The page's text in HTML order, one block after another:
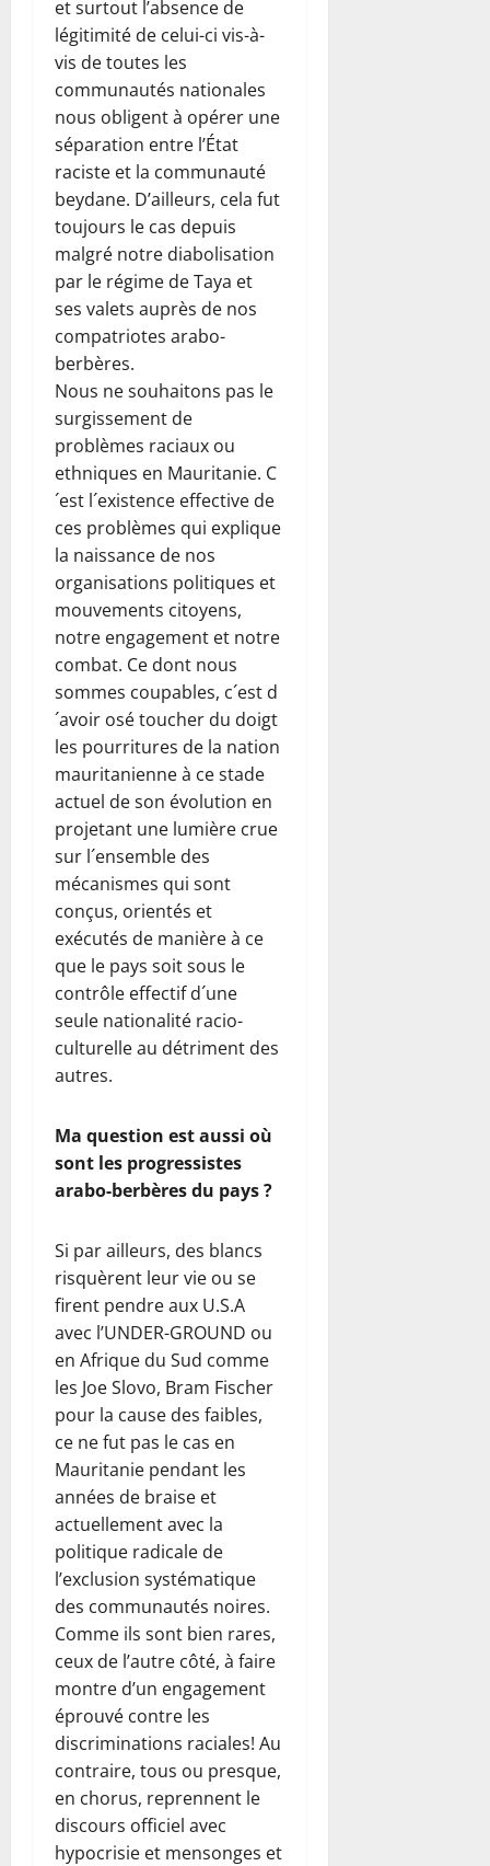
et surtout l’absence de
légitimité de celui-ci vis-à-
vis de toutes les
communautés nationales
nous obligent à opérer une
séparation entre l’État
raciste et la communauté
beydane. D’ailleurs, cela fut
toujours le cas depuis
malgré notre diabolisation
par le régime de Taya et
ses valets auprès de nos
compatriotes arabo-
berbères.
Nous ne souhaitons pas le
surgissement de
problèmes raciaux ou
ethniques en Mauritanie. C
´est l´existence effective de
ces problèmes qui explique
la naissance de nos
organisations politiques et
mouvements citoyens,
notre engagement et notre
combat. Ce dont nous
sommes coupables, c´est d
´avoir osé toucher du doigt
les pourritures de la nation
mauritanienne à ce stade
actuel de son évolution en
projetant une lumière crue
sur l´ensemble des
mécanismes qui sont
conçus, orientés et
exécutés de manière à ce
que le pays soit sous le
contrôle effectif d´une
seule nationalité racio-
culturelle au détriment des
autres.
Ma question est aussi où
sont les progressistes
arabo-berbères du pays ?
Si par ailleurs, des blancs
risquèrent leur vie ou se
firent pendre aux U.S.A
avec l’UNDER-GROUND ou
en Afrique du Sud comme
les Joe Slovo, Bram Fischer
pour la cause des faibles,
ce ne fut pas le cas en
Mauritanie pendant les
années de braise et
actuellement avec la
politique radicale de
l’exclusion systématique
des communautés noires.
Comme ils sont bien rares,
ceux de l’autre côté, à faire
montre d’un engagement
éprouvé contre les
discriminations raciales! Au
contraire, tous ou presque,
en chorus, reprennent le
discours officiel avec
hypocrisie et mensonges et